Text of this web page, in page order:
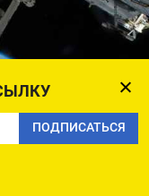
ПОДПИСАТЬСЯ